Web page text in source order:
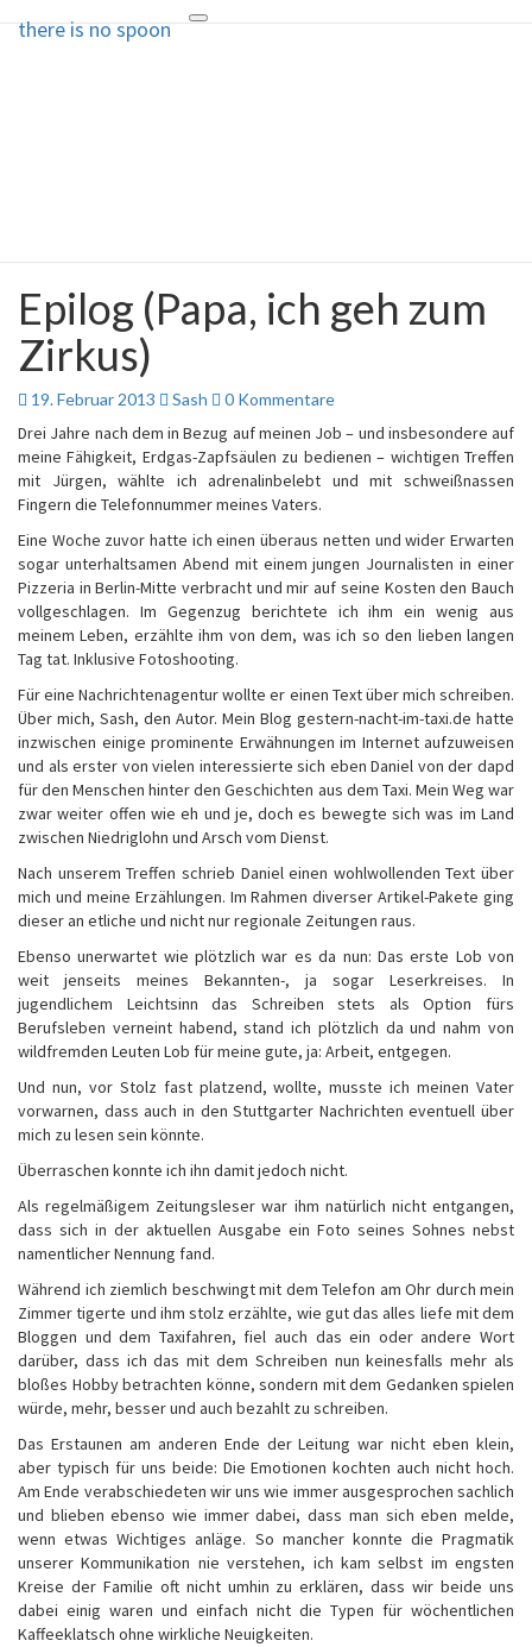
Toggle
there is no spoon
there is no spoon
Epilog
(Papa,
ich
geh
zum
Epilog (Papa, ich geh zum
Zirkus)
19. Februar 2013 Sash Kommentare
0 Kommentare
Drei Jahre nach dem in Bezug auf meinen Job – und insbesondere auf
meine Fähigkeit, Erdgas-Zapfsäulen zu bedienen – wichtigen Treffen
mit Jürgen, wählte ich adrenalinbelebt und mit schweißnassen
Fingern die Telefonnummer meines Vaters.
Eine Woche zuvor hatte ich einen überaus netten und wider Erwarten
sogar unterhaltsamen Abend mit einem jungen Journalisten in einer
Pizzeria in Berlin-Mitte verbracht und mir auf seine Kosten den Bauch
vollgeschlagen. Im Gegenzug berichtete ich ihm ein wenig aus
meinem Leben, erzählte ihm von dem, was ich so den lieben langen
Tag tat. Inklusive Fotoshooting.
Für eine Nachrichtenagentur wollte er einen Text über mich schreiben.
Über mich, Sash, den Autor. Mein Blog gestern-nacht-im-taxi.de hatte
inzwischen einige prominente Erwähnungen im Internet aufzuweisen
und als erster von vielen interessierte sich eben Daniel von der dapd
für den Menschen hinter den Geschichten aus dem Taxi. Mein Weg war
zwar weiter offen wie eh und je, doch es bewegte sich was im Land
zwischen Niedriglohn und Arsch vom Dienst.
Nach unserem Treffen schrieb Daniel einen wohlwollenden Text über
mich und meine Erzählungen. Im Rahmen diverser Artikel-Pakete ging
dieser an etliche und nicht nur regionale Zeitungen raus.
Ebenso unerwartet wie plötzlich war es da nun: Das erste Lob von
weit jenseits meines Bekannten-, ja sogar Leserkreises. In
jugendlichem Leichtsinn das Schreiben stets als Option fürs
Berufsleben verneint habend, stand ich plötzlich da und nahm von
wildfremden Leuten Lob für meine gute, ja: Arbeit, entgegen.
Und nun, vor Stolz fast platzend, wollte, musste ich meinen Vater
vorwarnen, dass auch in den Stuttgarter Nachrichten eventuell über
mich zu lesen sein könnte.
Überraschen konnte ich ihn damit jedoch nicht.
Als regelmäßigem Zeitungsleser war ihm natürlich nicht entgangen,
dass sich in der aktuellen Ausgabe ein Foto seines Sohnes nebst
namentlicher Nennung fand.
Während ich ziemlich beschwingt mit dem Telefon am Ohr durch mein
Zimmer tigerte und ihm stolz erzählte, wie gut das alles liefe mit dem
Bloggen und dem Taxifahren, fiel auch das ein oder andere Wort
darüber, dass ich das mit dem Schreiben nun keinesfalls mehr als
bloßes Hobby betrachten könne, sondern mit dem Gedanken spielen
würde, mehr, besser und auch bezahlt zu schreiben.
Das Erstaunen am anderen Ende der Leitung war nicht eben klein,
aber typisch für uns beide: Die Emotionen kochten auch nicht hoch.
Am Ende verabschiedeten wir uns wie immer ausgesprochen sachlich
und blieben ebenso wie immer dabei, dass man sich eben melde,
wenn etwas Wichtiges anläge. So mancher konnte die Pragmatik
unserer Kommunikation nie verstehen, ich kam selbst im engsten
Kreise der Familie oft nicht umhin zu erklären, dass wir beide uns
dabei einig waren und einfach nicht die Typen für wöchentlichen
Kaffeeklatsch ohne wirkliche Neuigkeiten.